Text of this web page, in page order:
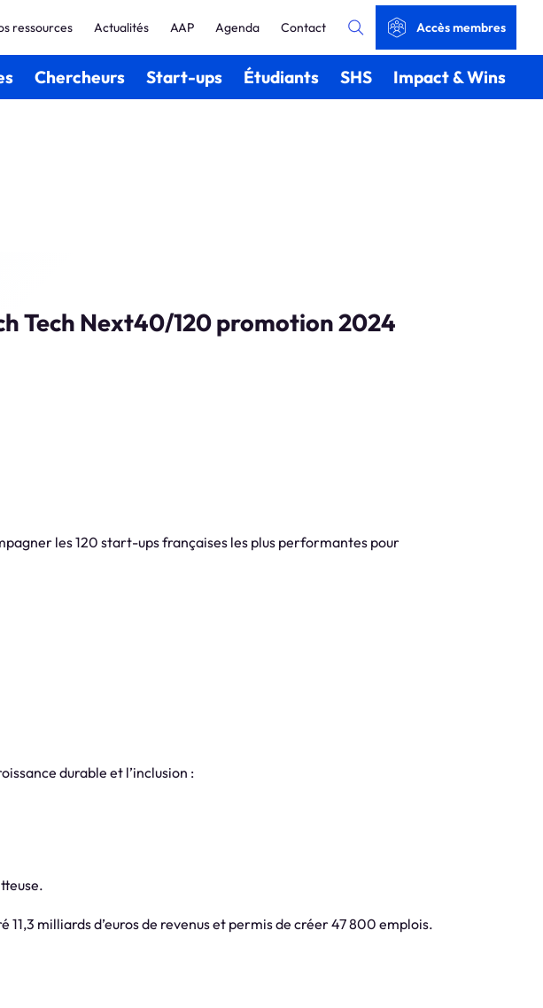
Chercheurs Start-ups Étudiants SHS Impact & Wins
ressources Actualités AAP Agenda Contact Accès membres
Tech Next40/120 promotion 2024
les 120 start-ups françaises les plus performantes pour
durable et l’inclusion :
11,3 milliards d’euros de revenus et permis de créer 47 800 emplois.